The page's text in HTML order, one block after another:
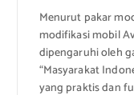
Menurut pakar
modifikasi mobil
dipengaruhi oleh
“Masyarakat
yang praktis dan